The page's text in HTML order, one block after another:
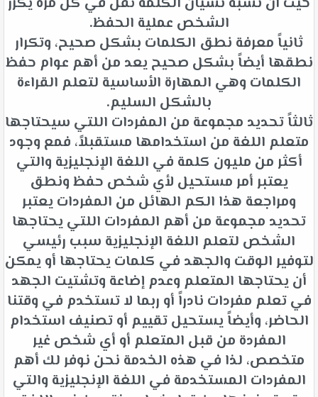
الشخص عملية الحفظ.
ثانياً معرفة نطق الكلمات بشكل صحيح، وتكرار
نطقها أيضاً بشكل صحيح يعد من أهم عوام حفظ
الكلمات وهي المهارة الأساسية لتعلم القراءة
بالشكل السليم.
ثالثاً تحديد مجموعة من المفردات اللتي سيحتاجها
متعلم اللغة من استخدامها مستقبلاً، فمع وجود
أكثر من مليون كلمة في اللغة الإنجليزية والتي
يعتبر أمر مستحيل لأي شخص حفظ ونطق
ومراجعة هذا الكم الهائل من المفردات يعتبر
تحديد مجموعة من أهم المفردات اللتي يحتاجها
الشخص لتعلم اللغة الإنجليزية سبب رئيسي
لتوفير الوقت والجهد في كلمات يحتاجها أو يمكن
أن يحتاجها المتعلم وعدم إضاعة وتشتيت الجهد
في تعلم مفردات نادراً أو ربما لا تستخدم في وقتنا
الحاضر، وأيضاً يستحيل تقييم أو تصنيف استخدام
المفردة من قبل المتعلم أو أي شخص غير
متخصص، لذا في هذه الخدمة نحن نوفر لك أهم
المفردات المستخدمة في اللغة الإنجليزية والتي